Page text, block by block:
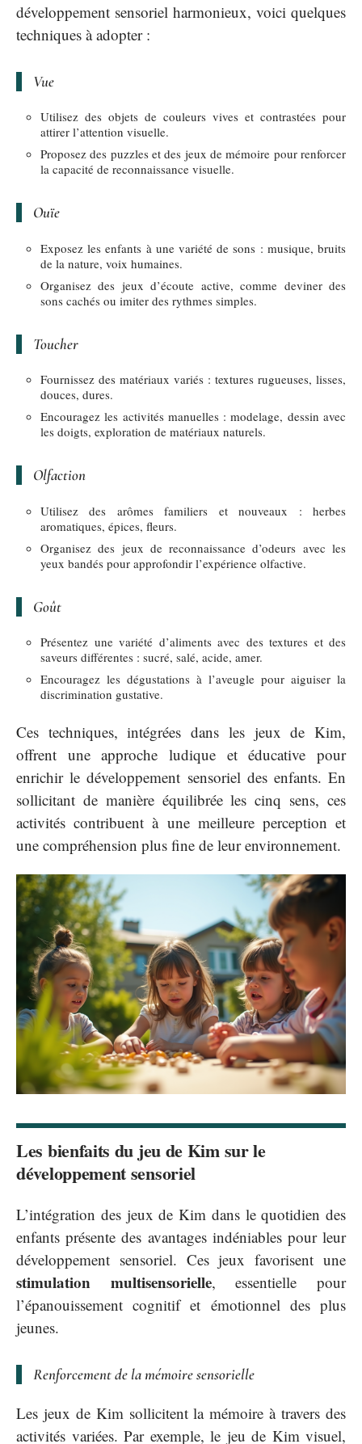
développement sensoriel harmonieux, voici quelques
techniques à adopter :
Vue
Utilisez des objets de couleurs vives et contrastées pour
attirer l’attention visuelle.
Proposez des puzzles et des jeux de mémoire pour renforcer
la capacité de reconnaissance visuelle.
Ouïe
Exposez les enfants à une variété de sons : musique, bruits
de la nature, voix humaines.
Organisez des jeux d’écoute active, comme deviner des
sons cachés ou imiter des rythmes simples.
Toucher
Fournissez des matériaux variés : textures rugueuses, lisses,
douces, dures.
Encouragez les activités manuelles : modelage, dessin avec
les doigts, exploration de matériaux naturels.
Olfaction
Utilisez des arômes familiers et nouveaux : herbes
aromatiques, épices, fleurs.
Organisez des jeux de reconnaissance d’odeurs avec les
yeux bandés pour approfondir l’expérience olfactive.
Goût
Présentez une variété d’aliments avec des textures et des
saveurs différentes : sucré, salé, acide, amer.
Encouragez les dégustations à l’aveugle pour aiguiser la
discrimination gustative.
Ces techniques, intégrées dans les jeux de Kim,
offrent une approche ludique et éducative pour
enrichir le développement sensoriel des enfants. En
sollicitant de manière équilibrée les cinq sens, ces
activités contribuent à une meilleure perception et
une compréhension plus fine de leur environnement.
Les bienfaits du jeu de Kim sur le
développement sensoriel
L’intégration des jeux de Kim dans le quotidien des
enfants présente des avantages indéniables pour leur
développement sensoriel. Ces jeux favorisent une
stimulation multisensorielle, essentielle pour
l’épanouissement cognitif et émotionnel des plus
jeunes.
Renforcement de la mémoire sensorielle
Les jeux de Kim sollicitent la mémoire à travers des
activités variées. Par exemple, le jeu de Kim visuel,